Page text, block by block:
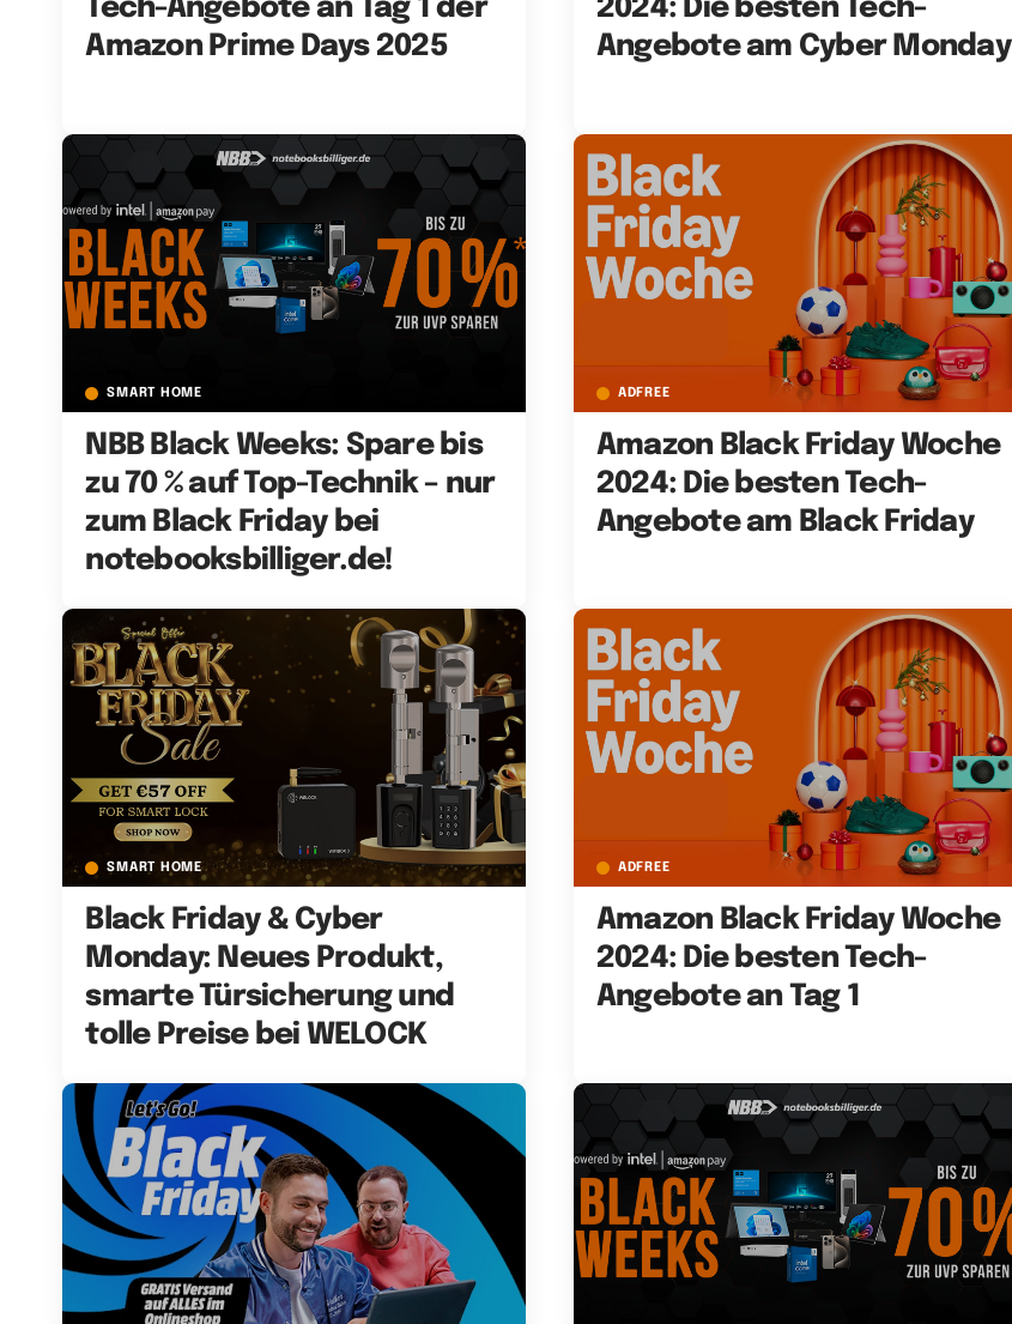
Tech-Angebote an Tag 1 der
Amazon Prime Days 2025
2024: Die besten Tech-
Angebote am Cyber Monday
SMART HOME
NBB Black Weeks: Spare bis
zu 70 % auf Top-Technik – nur
zum Black Friday bei
notebooksbilliger.de!
ADFREE
Amazon Black Friday Woche
2024: Die besten Tech-
Angebote am Black Friday
SMART HOME
Black Friday & Cyber
Monday: Neues Produkt,
smarte Türsicherung und
tolle Preise bei WELOCK
ADFREE
Amazon Black Friday Woche
2024: Die besten Tech-
Angebote an Tag 1